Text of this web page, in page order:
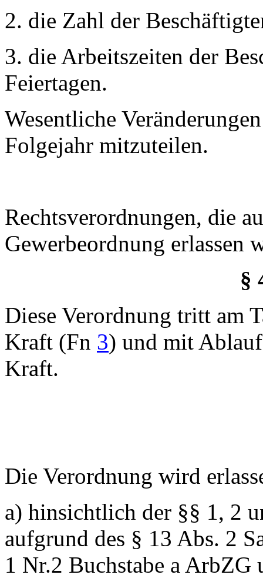
2. die Zahl der
3. die Arbeitszeiten der
Feiertagen.
Wesentliche
Folgejahr mitzuteilen.
Rechtsverordnungen, die
Gewerbeordnung erlassen
§
Diese Verordnung tritt am
Kraft (Fn 3) und mit
Kraft.
Die Verordnung wird
a) hinsichtlich der §§ 1, 2
aufgrund des § 13 Abs. 2
1 Nr.2 Buchstabe a ArbZG